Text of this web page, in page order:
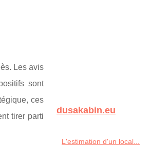
Les avis
sont
ces
tirer parti
dusakabin.eu
L'estimation d'un local...